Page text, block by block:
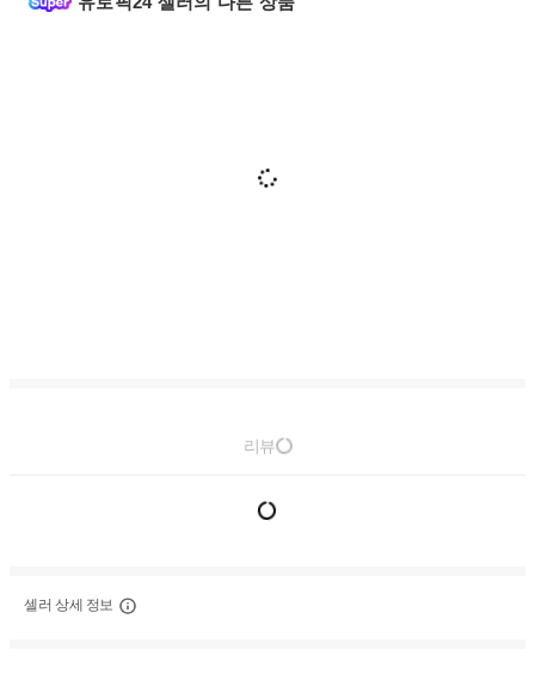
리뷰
셀러 상세 정보